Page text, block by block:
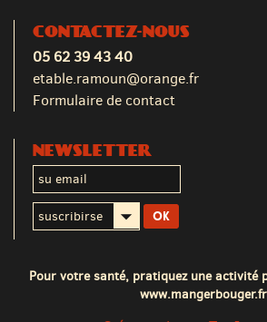
CONTACTEZ-NOUS
05 62 39 43 40
etable.ramoun@orange.fr
Formulaire de contact
NEWSLETTER
Pour votre santé, pratiquez une activité
www.mangerbouger.fr